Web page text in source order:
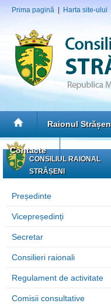
Prima pagină Harta site-ului
Raionul
Contacte
CONSILIUL RAIONAL
STRĂȘENI
Președinte
Vicepreședinți
Secretar
Consilieri raionali
Regulament de activitate
Comisii consultative